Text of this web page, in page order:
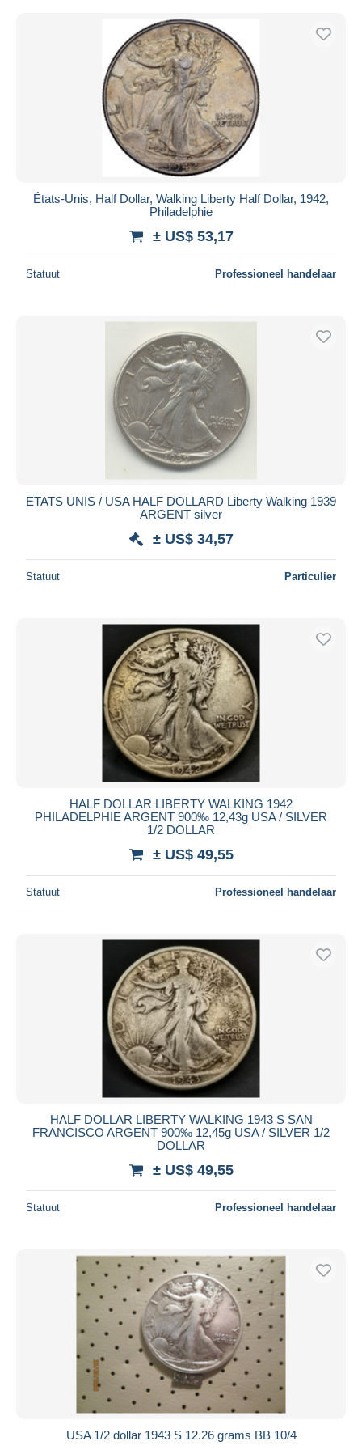
États-Unis, Half Dollar, Walking Liberty Half Dollar, 1942,
Philadelphie
± US$ 53,17
Statuut Professioneel handelaar
ETATS UNIS / USA HALF DOLLARD Liberty Walking 1939
ARGENT silver
± US$ 34,57
Statuut Particulier
HALF DOLLAR LIBERTY WALKING 1942
PHILADELPHIE ARGENT 900‰ 12,43g USA / SILVER
1/2 DOLLAR
± US$ 49,55
Statuut Professioneel handelaar
HALF DOLLAR LIBERTY WALKING 1943 S SAN
FRANCISCO ARGENT 900‰ 12,45g USA / SILVER 1/2
DOLLAR
± US$ 49,55
Statuut Professioneel handelaar
USA 1/2 dollar 1943 S 12.26 grams BB 10/4